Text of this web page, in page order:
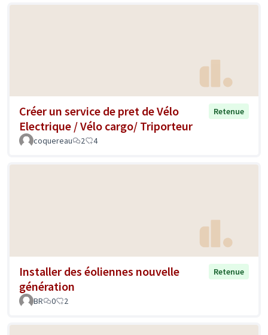
Créer un service de pret de Vélo
Electrique / Vélo cargo/ Triporteur
Retenue
coquereau 2 4
Installer des éoliennes nouvelle
génération
Retenue
BR 0 2